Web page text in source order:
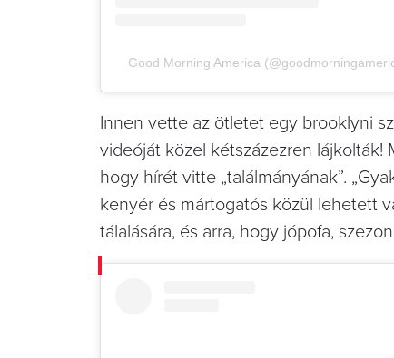
Good Morning America
Innen vette az ötletet egy brooklyni
videóját közel kétszázezren
hogy hírét vitte „találmányának”.
kenyér és mártogatós közül lehetett
tálalására, és arra, hogy jópofa,